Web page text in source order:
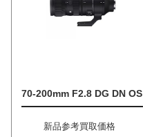
70-200mm F2.8 DG DN OS
新品参考買取価格